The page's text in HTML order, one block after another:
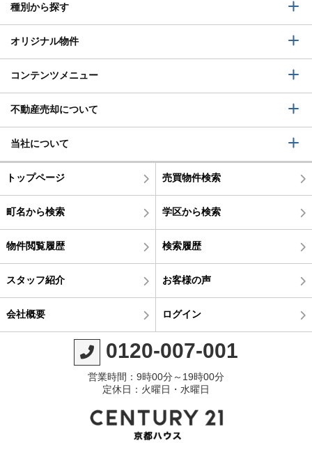
種別から探す
オリジナル物件
コンテンツメニュー
不動産売却について
当社について
トップページ 売買物件検索
町名から検索 学区から検索
物件閲覧履歴 検索履歴
スタッフ紹介 お客様の声
会社概要 ログイン
0120-007-001
営業時間：9時00分～19時00分
定休日：火曜日・水曜日